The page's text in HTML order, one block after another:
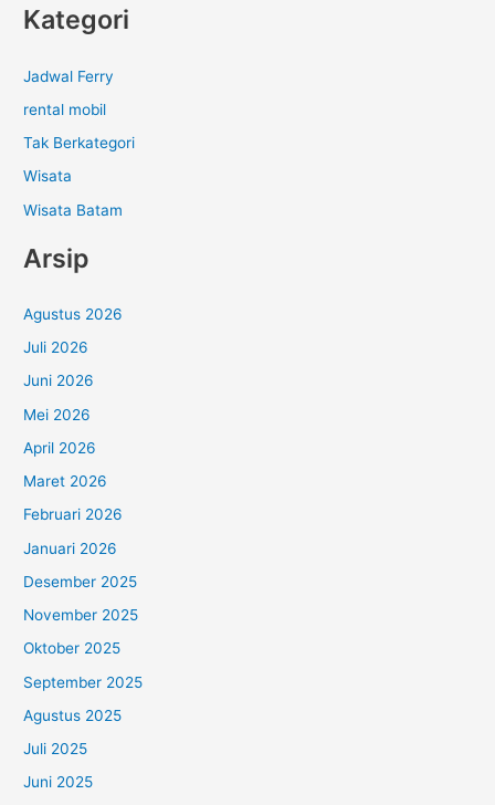
Kategori
Jadwal Ferry
rental mobil
Tak Berkategori
Wisata
Wisata Batam
Arsip
Agustus 2026
Juli 2026
Juni 2026
Mei 2026
April 2026
Maret 2026
Februari 2026
Januari 2026
Desember 2025
November 2025
Oktober 2025
September 2025
Agustus 2025
Juli 2025
Juni 2025